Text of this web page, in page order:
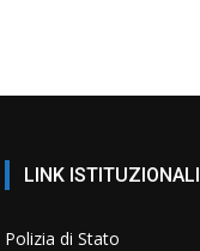
LINK ISTITUZIONALI
Polizia di Stato